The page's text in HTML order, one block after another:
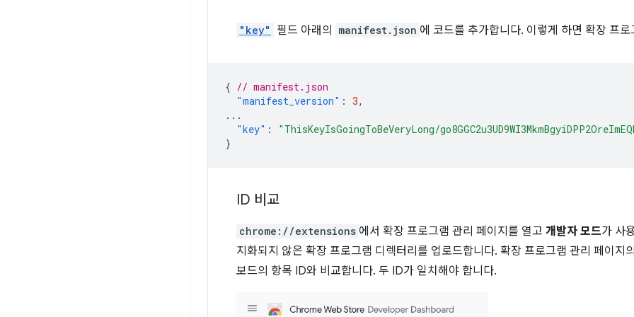
"key" 필드 아래의 manifest.json 에 코드를 추가합니다. 이렇게 하면 확장 프
{ // manifest.json
"manifest_version" : 3,
...
"key" :
"ThisKeyIsGoingToBeVeryLong/
}
ID 비교
chrome://extensions 에서 확장 프로그램 관리 페이지를 열고 개발자 모드가 사
지화되지 않은 확장 프로그램 디렉터리를 업로드합니다. 확장 프로그램 관리 페이지
보드의 항목 ID와 비교합니다. 두 ID가 일치해야 합니다.